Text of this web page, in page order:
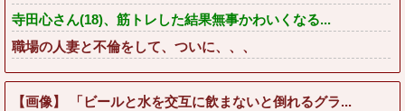
寺田心さん(18)、筋トレした結果無事かわいくなる...
職場の人妻と不倫をして、ついに、、、
【画像】 「ビールと水を交互に飲まないと倒れるグラ...